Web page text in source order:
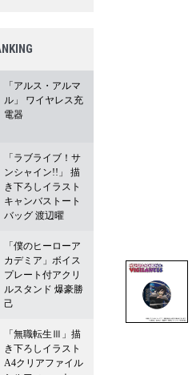
「アルス・アルマ
ル」 ワイヤレス充
電器
「ラブライブ！サ
ンシャイン!!」 描
き下ろしイラスト
キャンバストート
バッグ 渡辺曜
「僕のヒーローア
カデミア」ボイス
プレート付アクリ
ルスタンド 爆豪勝
己
「無職転生Ⅲ」描
き下ろしイラスト
A4クリアファイル